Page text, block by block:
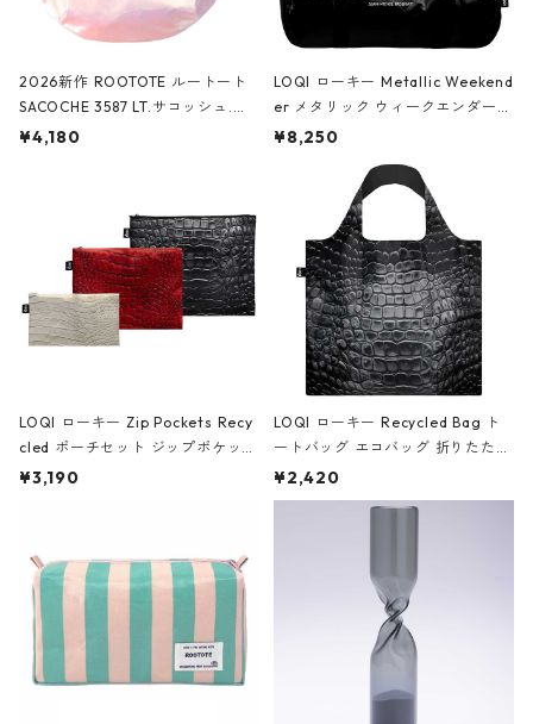
2026新作 ROOTOTE ルートート
SACOCHE 3587 LT.サコッシュ.ル
ミエ-B ショルダーバッグ グロスピ
¥4,180
LOQI ローキー Metallic Weekend
er メタリック ウィークエンダー
ボストンバッグ ショルダーバッグ
Black ジャン=ミッシェル・バスキ
ア/クラウン ブラック
¥8,250
LOQI ローキー Zip Pockets Recy
cled ポーチセット ジップポケット
ファスナーポーチ 撥水加工 トラベ
ーガンディー、オフホワイト
¥3,190
LOQI ローキー Recycled Bag ト
ートバッグ エコバッグ 折りたたみ
大きめ 撥水加工 収納ポーチ CRO
CODILE/Black クロコダイル/ブラ
¥2,420